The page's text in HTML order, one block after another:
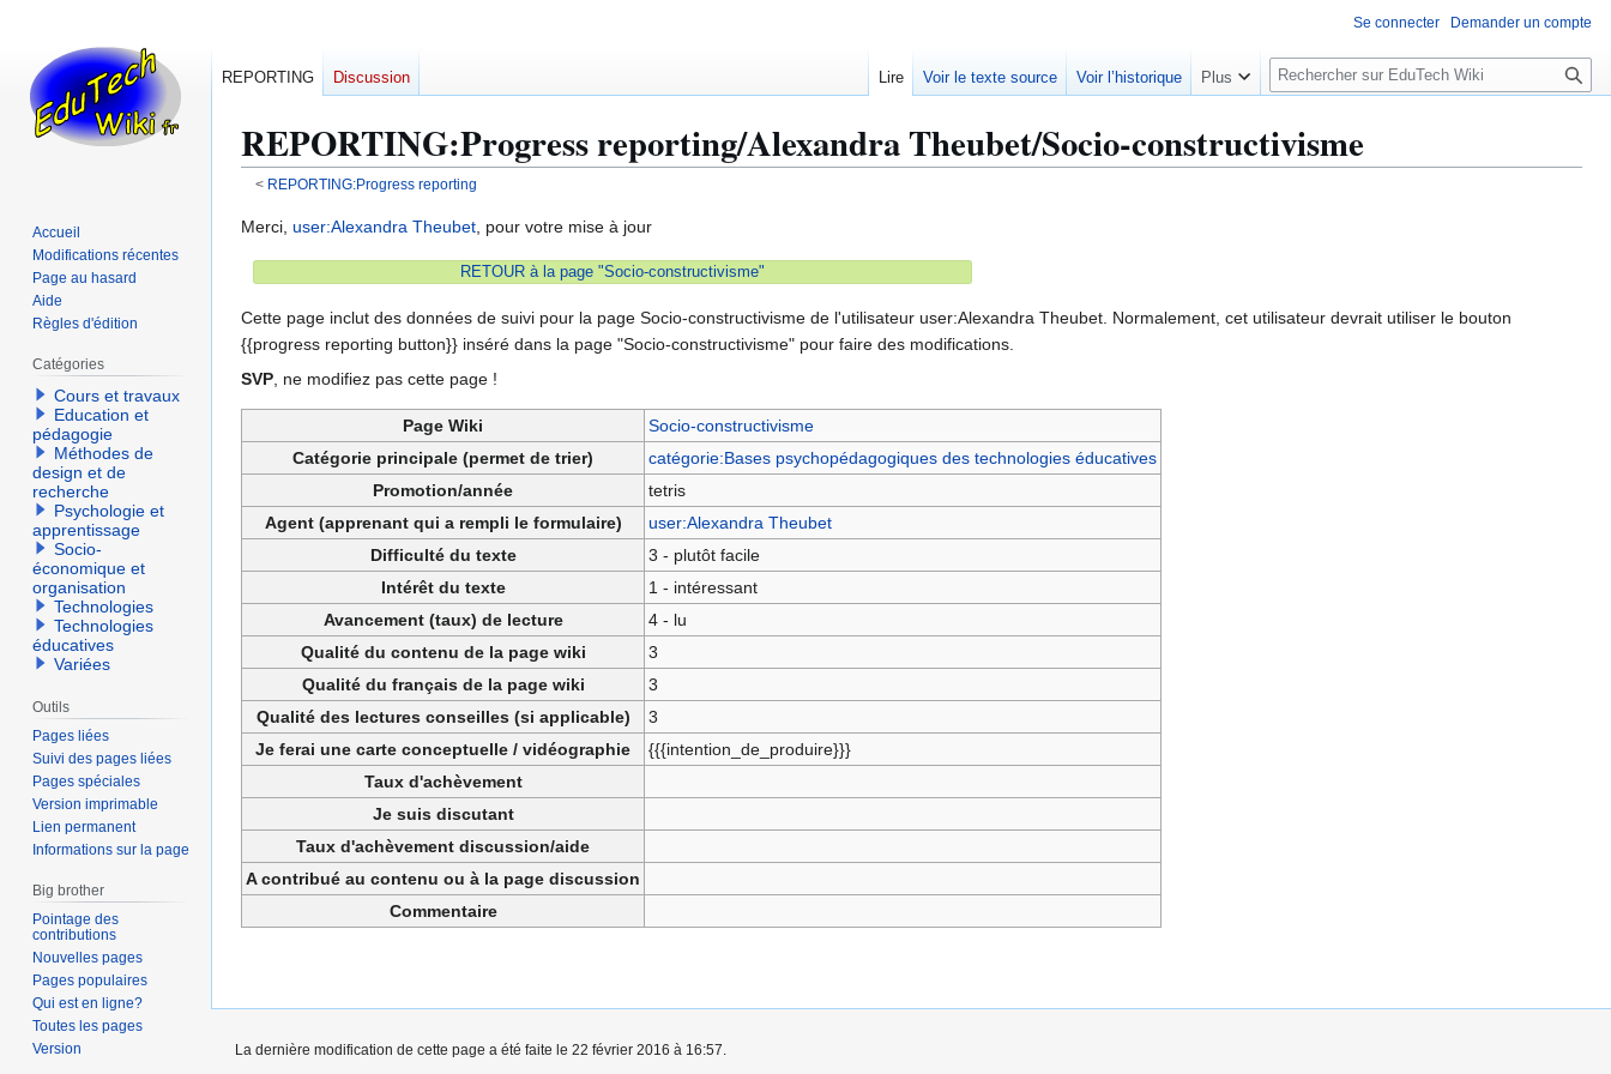
REPORTING:Progress reporting/Alexandra Theubet/Socio-constructivisme
< REPORTING:Progress reporting
Aller
Aller
Merci, user:Alexandra Theubet , pour votre mise à jour
RETOUR à la page "Socio-constructivisme"
Cette page inclut des données de suivi pour la page Socio-constructivisme de l'utilisateur user:Alexandra Theubet. Normalement, cet utilisateur devrait utiliser le bouton
{{progress reporting button}} inséré dans la page "Socio-constructivisme" pour faire des modifications.
SVP , ne modifiez pas cette page !
Page Wiki
Socio-constructivisme
Catégorie principale (permet de trier)
catégorie:Bases psychopédagogiques des technologies éducatives
Promotion/année
tetris
Agent (apprenant qui a rempli le formulaire)
user:Alexandra Theubet
Difficulté du texte
3 - plutôt facile
Intérêt du texte
1 - intéressant
Avancement (taux) de lecture
4 - lu
Qualité du contenu de la page wiki
3
Qualité du français de la page wiki
3
Qualité des lectures conseilles (si applicable)
3
Je ferai une carte conceptuelle / vidéographie
{{{intention_de_produire}}}
Taux d'achèvement
Je suis discutant
Taux d'achèvement discussion/aide
A contribué au contenu ou à la page discussion
Commentaire
Se connecter Demander un compte
REPORTING Discussion Lire Voir le texte source Voir l’historique Plus
R
e
h
e
r
Accueil
Modifications récentes
Page au hasard
Aide
Règles d'édition
Catégories
Cours et travaux
Education et
pédagogie
Méthodes de
design et de
recherche
Psychologie et
apprentissage
Socio-
économique et
organisation
Technologies
Technologies
éducatives
Variées
Outils
Pages liées
Suivi des pages liées
Pages spéciales
Version imprimable
Lien permanent
Informations sur la page
Big brother
Pointage des
contributions
Nouvelles pages
Pages populaires
Qui est en ligne?
Toutes les pages
Version
La dernière modification de cette page a été faite le 22 février 2016 à 16:57.